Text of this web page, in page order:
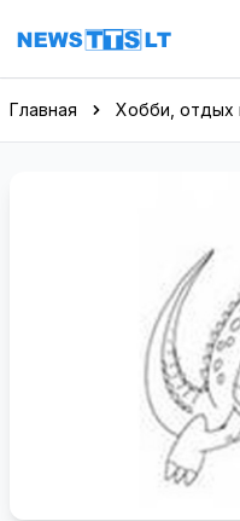
Перейти к
Главная Хобби, отдых